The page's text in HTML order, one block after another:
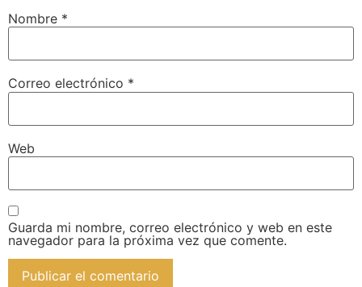
Nombre *
Correo electrónico *
Web
Guarda mi nombre, correo electrónico y web en este
navegador para la próxima vez que comente.